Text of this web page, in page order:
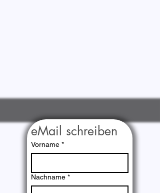
eMail schreiben
Vorname *
Nachname *